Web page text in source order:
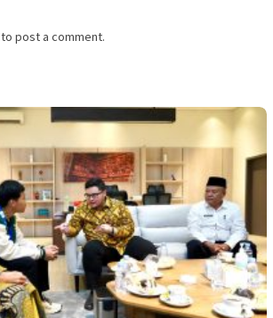
to post a comment.